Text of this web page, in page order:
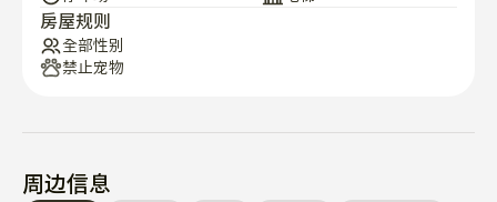
✔️垃圾清理是必须的！！！
一般垃圾（装入计量垃圾袋）/再利用分类回收，食物垃圾
请把食物垃圾装在一次性袋子里,用食物处理器卡排出。
✔️出入门保安卡钥匙，海边出入门卡钥匙，
房屋规则
全部性别
禁止宠物
周边信息